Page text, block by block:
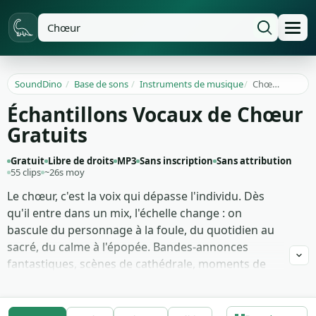
SoundDino / Base de sons / Instruments de musique/ Chœur
Échantillons Vocaux de Chœur
Gratuits
Gratuit Libre de droits MP3 Sans inscription Sans attribution
55 clips ~26s moy
Le chœur, c'est la voix qui dépasse l'individu. Dès
qu'il entre dans un mix, l'échelle change : on
bascule du personnage à la foule, du quotidien au
sacré, du calme à l'épopée. Bandes-annonces
fantastiques, scènes de cathédrale, moments de
qu'on en a besoin.